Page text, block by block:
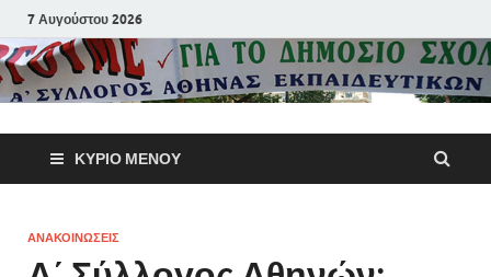
7 Αυγούστου 2026
Α΄
Αθηνών
ΚΎΡΙΟ ΜΕΝΟΎ
ΑΝΑΚΟΙΝΩΣΕΙΣ